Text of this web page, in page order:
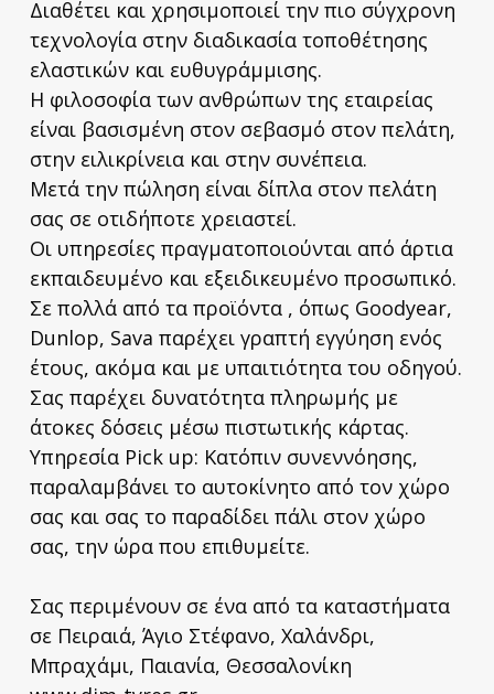
Διαθέτει και χρησιμοποιεί την πιο σύγχρονη
τεχνολογία στην διαδικασία τοποθέτησης
ελαστικών και ευθυγράμμισης.
Η φιλοσοφία των ανθρώπων της εταιρείας
είναι βασισμένη στον σεβασμό στον πελάτη,
στην ειλικρίνεια και στην συνέπεια.
Μετά την πώληση είναι δίπλα στον πελάτη
σας σε οτιδήποτε χρειαστεί.
Οι υπηρεσίες πραγματοποιούνται από άρτια
εκπαιδευμένο και εξειδικευμένο προσωπικό.
Σε πολλά από τα προϊόντα , όπως Goodyear,
Dunlop, Sava παρέχει γραπτή εγγύηση ενός
έτους, ακόμα και με υπαιτιότητα του οδηγού.
Σας παρέχει δυνατότητα πληρωμής με
άτοκες δόσεις μέσω πιστωτικής κάρτας.
Υπηρεσία Pick up: Κατόπιν συνεννόησης,
παραλαμβάνει το αυτοκίνητο από τον χώρο
σας και σας το παραδίδει πάλι στον χώρο
σας, την ώρα που επιθυμείτε.
Σας περιμένουν σε ένα από τα καταστήματα
σε Πειραιά, Άγιο Στέφανο, Χαλάνδρι,
Μπραχάμι, Παιανία, Θεσσαλονίκη